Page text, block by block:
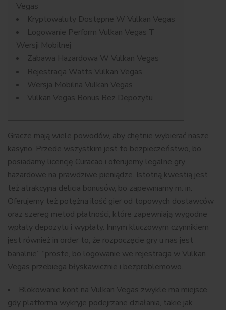
Vegas
Kryptowaluty Dostępne W Vulkan Vegas
Logowanie Perform Vulkan Vegas T
Wersji Mobilnej
Zabawa Hazardowa W Vulkan Vegas
Rejestracja Watts Vulkan Vegas
Wersja Mobilna Vulkan Vegas
Vulkan Vegas Bonus Bez Depozytu
Gracze mają wiele powodów, aby chętnie wybierać nasze
kasyno. Przede wszystkim jest to bezpieczeństwo, bo
posiadamy licencję Curacao i oferujemy legalne gry
hazardowe na prawdziwe pieniądze. Istotną kwestią jest
też atrakcyjna delicia bonusów, bo zapewniamy m. in.
Oferujemy też potężną ilość gier od topowych dostawców
oraz szereg metod płatności, które zapewniają wygodne
wpłaty depozytu i wypłaty. Innym kluczowym czynnikiem
jest również in order to, że rozpoczęcie gry u nas jest
banalnie” “proste, bo logowanie we rejestracja w Vulkan
Vegas przebiega błyskawicznie i bezproblemowo.
Blokowanie kont na Vulkan Vegas zwykle ma miejsce,
gdy platforma wykryje podejrzane działania, takie jak